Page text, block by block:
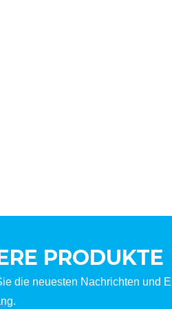
PRODUKTE
die neuesten Nachrichten und